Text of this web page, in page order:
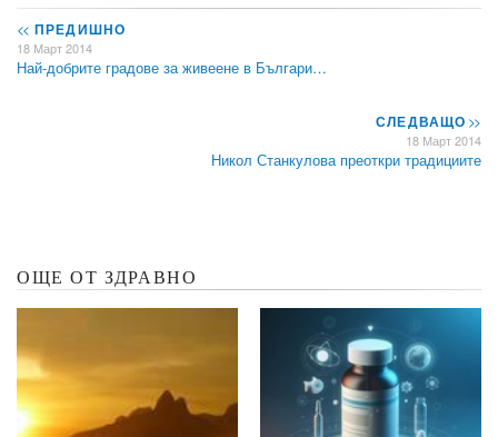
<< ПРЕДИШНО
18 Март 2014
Най-добрите градове за живеене в Българи…
СЛЕДВАЩО>>
18 Март 2014
Никол Станкулова преоткри традициите
ОЩЕ ОТ ЗДРАВНО